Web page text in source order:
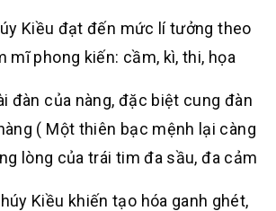
Kiều đạt đến mức lí tưởng theo
mĩ phong kiến: cầm, kì, thi, họa
đàn của nàng, đặc biệt cung đàn
( Một thiên bạc mệnh lại càng
lòng của trái tim đa sầu, đa cảm
Kiều khiến tạo hóa ganh ghét,